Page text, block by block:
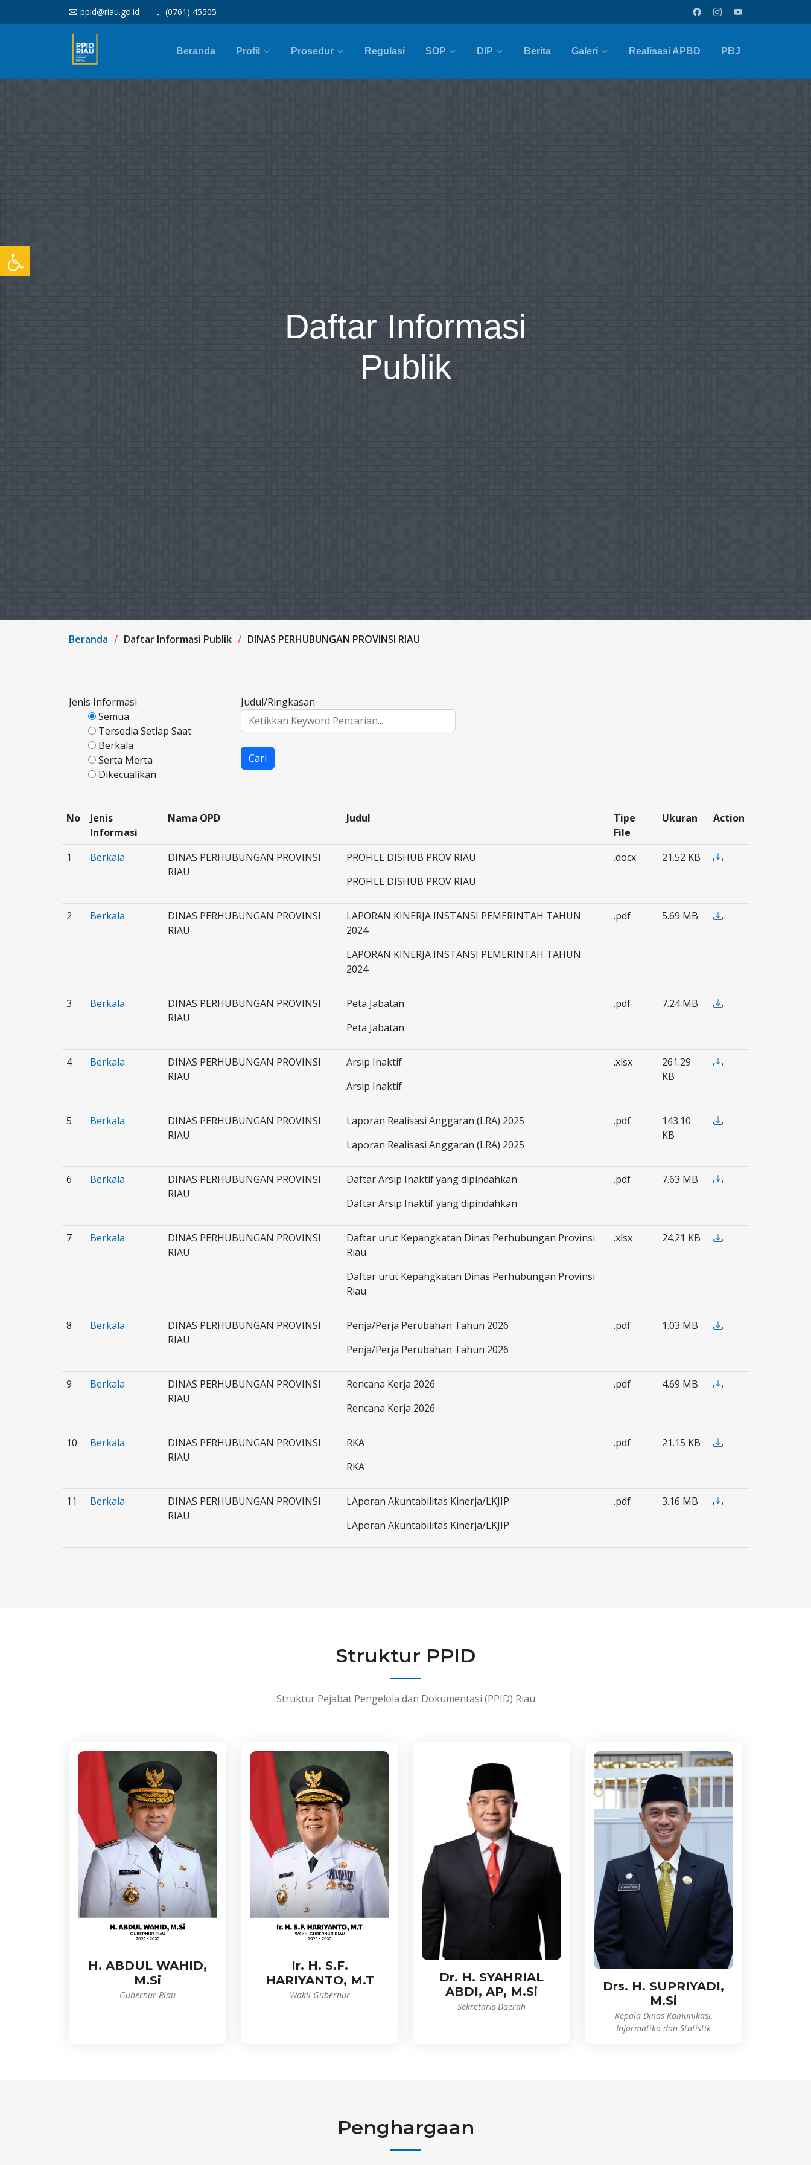
ppid@riau.go.id (0761) 45505
Beranda Profil Prosedur Regulasi SOP DIP Berita Galeri Realisasi APBD PBJ
Daftar Informasi
Publik
Beranda Daftar Informasi Publik DINAS PERHUBUNGAN PROVINSI RIAU
Jenis Informasi
Semua
Tersedia Setiap Saat
Berkala
Serta Merta
Dikecualikan
Judul/Ringkasan
Cari
No
Jenis
Informasi
Nama OPD Judul
Tipe
File
Ukuran Action
1 Berkala
DINAS PERHUBUNGAN PROVINSI
RIAU
PROFILE DISHUB PROV RIAU
PROFILE DISHUB PROV RIAU
.docx 21.52 KB
2 Berkala
DINAS PERHUBUNGAN PROVINSI
RIAU
LAPORAN KINERJA INSTANSI PEMERINTAH TAHUN
2024
LAPORAN KINERJA INSTANSI PEMERINTAH TAHUN
2024
.pdf 5.69 MB
3 Berkala
DINAS PERHUBUNGAN PROVINSI
RIAU
Peta Jabatan
Peta Jabatan
.pdf 7.24 MB
4 Berkala
DINAS PERHUBUNGAN PROVINSI
RIAU
Arsip Inaktif
Arsip Inaktif
.xlsx
261.29
KB
5 Berkala
DINAS PERHUBUNGAN PROVINSI
RIAU
Laporan Realisasi Anggaran (LRA) 2025
Laporan Realisasi Anggaran (LRA) 2025
.pdf
143.10
KB
6 Berkala
DINAS PERHUBUNGAN PROVINSI
RIAU
Daftar Arsip Inaktif yang dipindahkan
Daftar Arsip Inaktif yang dipindahkan
.pdf 7.63 MB
7 Berkala
DINAS PERHUBUNGAN PROVINSI
RIAU
Daftar urut Kepangkatan Dinas Perhubungan Provinsi
Riau
Daftar urut Kepangkatan Dinas Perhubungan Provinsi
Riau
.xlsx 24.21 KB
8 Berkala
DINAS PERHUBUNGAN PROVINSI
RIAU
Penja/Perja Perubahan Tahun 2026
Penja/Perja Perubahan Tahun 2026
.pdf 1.03 MB
9 Berkala
DINAS PERHUBUNGAN PROVINSI
RIAU
Rencana Kerja 2026
Rencana Kerja 2026
.pdf 4.69 MB
10 Berkala
DINAS PERHUBUNGAN PROVINSI
RIAU
RKA
RKA
.pdf 21.15 KB
11 Berkala
DINAS PERHUBUNGAN PROVINSI
RIAU
LAporan Akuntabilitas Kinerja/LKJIP
LAporan Akuntabilitas Kinerja/LKJIP
.pdf 3.16 MB
Struktur PPID
Struktur Pejabat Pengelola dan Dokumentasi (PPID) Riau
H. ABDUL WAHID,
M.Si
Gubernur Riau
Ir. H. S.F.
HARIYANTO, M.T
Wakil Gubernur
Dr. H. SYAHRIAL
ABDI, AP, M.Si
Sekretaris Daerah
Drs. H. SUPRIYADI,
M.Si
Kepala Dinas Komunikasi,
Informatika dan Statistik
Penghargaan